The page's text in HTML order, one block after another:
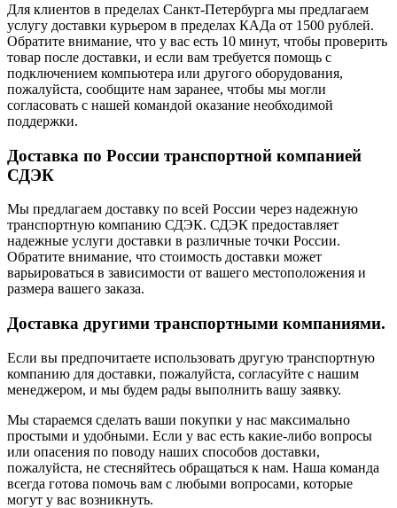
Для клиентов в пределах Санкт-Петербурга мы предлагаем
услугу доставки курьером в пределах КАДа от 1500 рублей.
Обратите внимание, что у вас есть 10 минут, чтобы проверить
товар после доставки, и если вам требуется помощь с
подключением компьютера или другого оборудования,
пожалуйста, сообщите нам заранее, чтобы мы могли
согласовать с нашей командой оказание необходимой
поддержки.
Доставка по России транспортной компанией
СДЭК
Мы предлагаем доставку по всей России через надежную
транспортную компанию СДЭК. СДЭК предоставляет
надежные услуги доставки в различные точки России.
Обратите внимание, что стоимость доставки может
варьироваться в зависимости от вашего местоположения и
размера вашего заказа.
Доставка другими транспортными компаниями.
Если вы предпочитаете использовать другую транспортную
компанию для доставки, пожалуйста, согласуйте с нашим
менеджером, и мы будем рады выполнить вашу заявку.
Мы стараемся сделать ваши покупки у нас максимально
простыми и удобными. Если у вас есть какие-либо вопросы
или опасения по поводу наших способов доставки,
пожалуйста, не стесняйтесь обращаться к нам. Наша команда
всегда готова помочь вам с любыми вопросами, которые
могут у вас возникнуть.